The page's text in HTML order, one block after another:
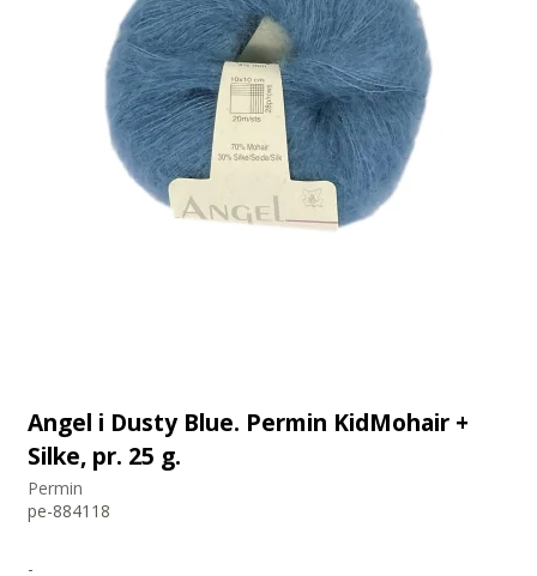
Angel i Dusty Blue. Permin KidMohair +
Silke, pr. 25 g.
Permin
pe-884118
-